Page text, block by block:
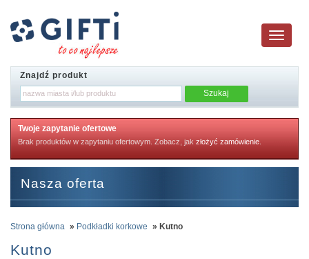
Toggle
navigation
Znajdź produkt
Twoje zapytanie ofertowe
Brak produktów w zapytaniu ofertowym. Zobacz, jak złożyć zamówienie
Nasza oferta
Strona główna » Podkładki korkowe » Kutno
Kutno